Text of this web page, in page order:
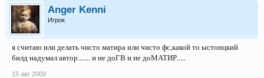
Anger Kenni
Игрок
я считаю или делать чисто матира или чисто фс,какой то ыстонцкий
билд надумал автор....... и не доГВ и не доМАТИР.....
15 авг 2009